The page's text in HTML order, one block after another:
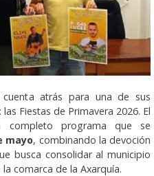
atrás para una de sus
Fiestas de Primavera 2026. El
completo programa que se
mayo, combinando la devoción
busca consolidar al municipio
comarca de la Axarquía.